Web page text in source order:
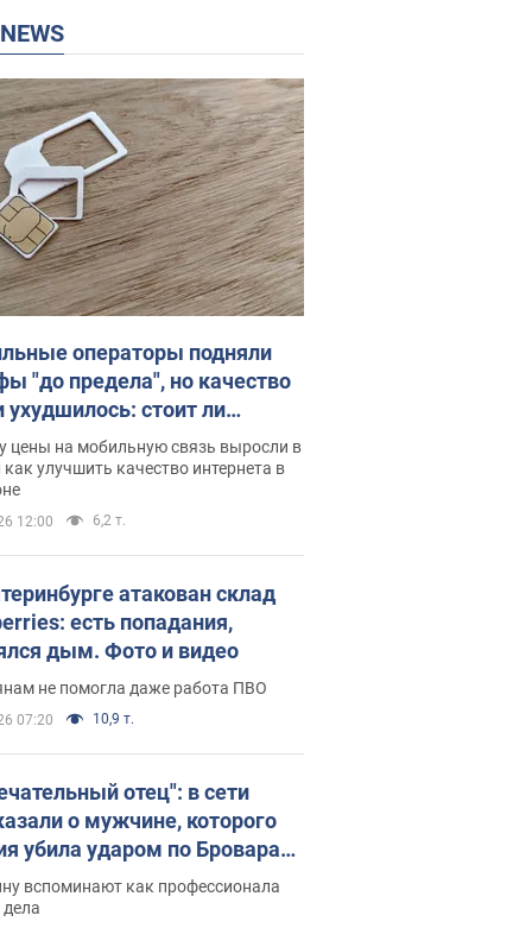
NEWS
операторы подняли
"до предела", но качество
ухудшилось: стоит ли
на цены
цены на мобильную связь выросли в
улучшить качество интернета в
12:00 6,2 т.
атакован склад
есть попадания,
дым. Фото и видео
не помогла даже работа ПВО
07:20 10,9 т.
отец": в сети
о мужчине, которого
убила ударом по Броварам.
вспоминают как профессионала
дела